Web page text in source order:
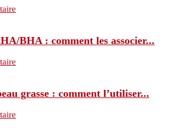
BHA : comment les associer...
grasse : comment l’utiliser...